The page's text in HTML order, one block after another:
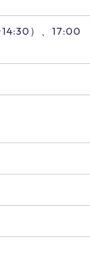
）、17:00